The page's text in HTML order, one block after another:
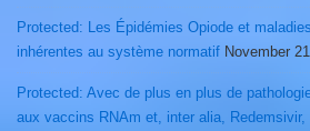
Protected: Les Épidémies Opiode et
inhérentes au système normatif November
Protected: Avec de plus en plus de
aux vaccins RNAm et, inter alia, Redemsivir,